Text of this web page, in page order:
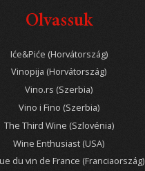
Olvassuk
Iće&Piće (Horvátország)
Vinopija (Horvátország)
Vino.rs (Szerbia)
Vino i Fino (Szerbia)
The Third Wine (Szlovénia)
Wine Enthusiast (USA)
du vin de France (Franciaország)